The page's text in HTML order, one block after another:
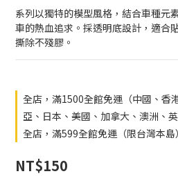
系列以獨特的模型風格，結合車種元
車的熱血追求。採透明底設計，適合
撕除不殘膠。
全店，滿1500全館免運（中國、香
亞、日本、美國、加拿大、澳洲、英
全店，滿599全館免運（限台灣本島）
NT$150